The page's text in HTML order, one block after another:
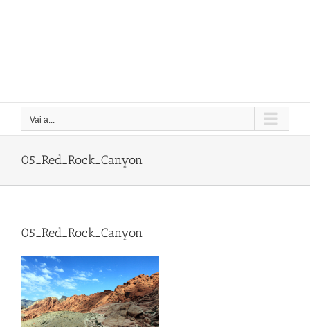
Vai a...
05_Red_Rock_Canyon
05_Red_Rock_Canyon